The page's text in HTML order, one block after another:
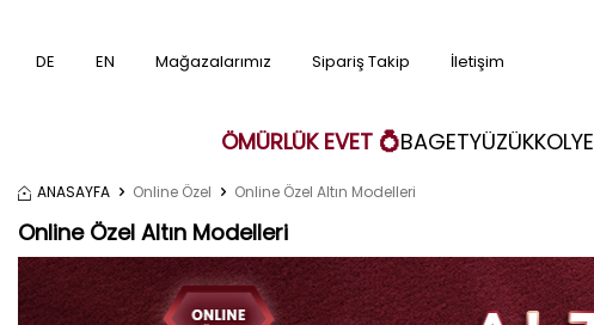
DE EN Mağazalarımız Sipariş Takip İletişim
ÖMÜRLÜK EVET 💍BAGETYÜZÜKKOLYE
ANASAYFA Online Özel Online Özel Altın Modelleri
Online Özel Altın Modelleri